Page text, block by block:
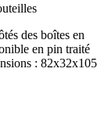
des boîtes en
en pin traité
: 82x32x105